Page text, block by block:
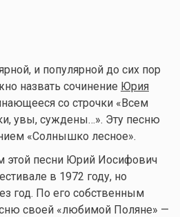
и популярной до сих пор
назвать сочинение Юрия
со строчки «Всем
увы, суждены…». Эту песню
«Солнышко лесное».
этой песни Юрий Иосифович
в 1972 году, но
год. По его собственным
своей «любимой Поляне» —